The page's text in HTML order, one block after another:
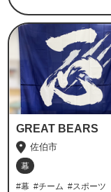
GREAT BEARS
佐伯市
幕
#幕 #チーム #スポーツ